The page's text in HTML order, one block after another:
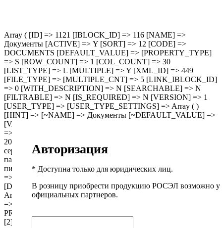
Array ( [ID] => 1121 [IBLOCK_ID] => 116 [NAME] =>
Документы [ACTIVE] => Y [SORT] => 12 [CODE] =>
DOCUMENTS [DEFAULT_VALUE] => [PROPERTY_TYPE]
=> S [ROW_COUNT] => 1 [COL_COUNT] => 30
[LIST_TYPE] => L [MULTIPLE] => Y [XML_ID] => 449
[FILE_TYPE] => [MULTIPLE_CNT] => 5 [LINK_IBLOCK_ID]
=> 0 [WITH_DESCRIPTION] => N [SEARCHABLE] => N
[FILTRABLE] => N [IS_REQUIRED] => N [VERSION] => 1
[USER_TYPE] => [USER_TYPE_SETTINGS] => Array ( )
[HINT] => [~NAME] => Документы [~DEFAULT_VALUE] =>
[VALUE_ENUM] => [VALUE_XML_ID] => [VALUE_SORT]
=> [VALUE] => Array ( [0] => /upload/manuals/safeline_katalog-
2024_web.pdf [1] => /upload/manuals/Изолента ПВХ SAFELINE
серии PRO,AUTO,MASTER_Технический
паспорт_2025_Росэл.pdf [2] => /upload/manuals/Отказное
письмо Росэл 10.02.25-16.02.26.pdf ) [PROPERTY_VALUE_ID]
=> Array ( [0] => 10314283 [1] => 10314284 [2] => 10552344 )
[DESCRIPTION] => Array ( [0] => [1] => [2] => ) [~VALUE] =>
Array ( [0] => /upload/manuals/safeline_katalog-2024_web.pdf [1]
=> /upload/manuals/Изолента ПВХ SAFELINE серии
PRO,AUTO,MASTER_Технический паспорт_2025_Росэл.pdf
[2] => /upload/manuals/Отказное письмо Росэл 10.02.25-
Авторизация
* Доступна только для юридических лиц.
В розницу приобрести продукцию РОСЭЛ возможно у
официальных партнеров.